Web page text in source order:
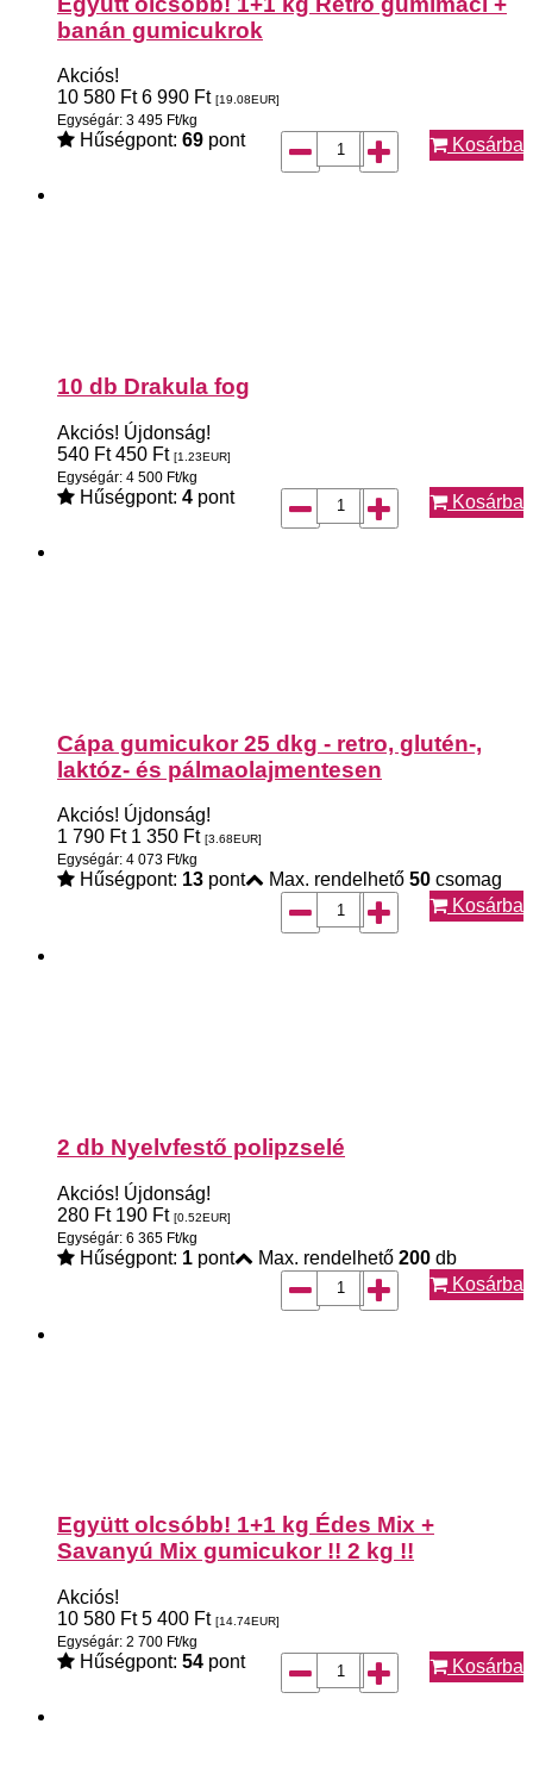
banán gumicukrok
Akciós!
10 580 Ft 6 990 Ft [19.08EUR]
Egységár: 3 495 Ft/kg
Hűségpont: 69 pont Kosárba
10 db Drakula fog
Akciós! Újdonság!
540 Ft 450 Ft [1.23EUR]
Egységár: 4 500 Ft/kg
Hűségpont: 4 pont Kosárba
Cápa gumicukor 25 dkg - retro, glutén-,
laktóz- és pálmaolajmentesen
Akciós! Újdonság!
1 790 Ft 1 350 Ft [3.68EUR]
Egységár: 4 073 Ft/kg
Hűségpont: 13 pont Max. rendelhető 50 csomag
Kosárba
2 db Nyelvfestő polipzselé
Akciós! Újdonság!
280 Ft 190 Ft [0.52EUR]
Egységár: 6 365 Ft/kg
Hűségpont: 1 pont Max. rendelhető 200 db
Kosárba
Együtt olcsóbb! 1+1 kg Édes Mix +
Savanyú Mix gumicukor !! 2 kg !!
Akciós!
10 580 Ft 5 400 Ft [14.74EUR]
Egységár: 2 700 Ft/kg
Hűségpont: 54 pont Kosárba